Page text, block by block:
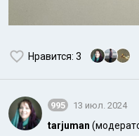
Нравится: 3
995 13 июл. 2024
tarjuman